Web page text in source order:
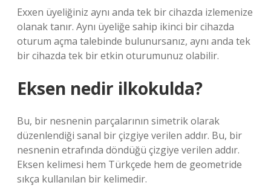
Exxen üyeliğiniz aynı anda tek bir cihazda izlemenize
olanak tanır. Aynı üyeliğe sahip ikinci bir cihazda
oturum açma talebinde bulunursanız, aynı anda tek
bir cihazda tek bir etkin oturumunuz olabilir.
Eksen nedir ilkokulda?
Bu, bir nesnenin parçalarının simetrik olarak
düzenlendiği sanal bir çizgiye verilen addır. Bu, bir
nesnenin etrafında döndüğü çizgiye verilen addır.
Eksen kelimesi hem Türkçede hem de geometride
sıkça kullanılan bir kelimedir.